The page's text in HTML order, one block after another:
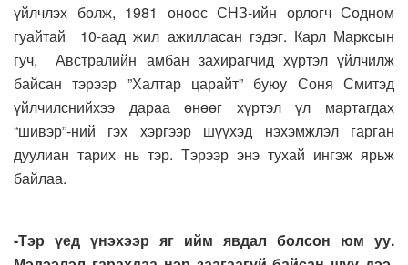
үйлчлэх болж, 1981 оноос СНЗ-ийн орлогч Содном
гуайтай 10-аад жил ажилласан гэдэг. Карл Марксын
гуч, Австралийн амбан захирагчид хүртэл үйлчилж
байсан тэрээр ”Халтар царайт” буюу Соня Смитэд
үйлчилснийхээ дараа өнөөг хүртэл үл мартагдах
“шивэр”-ний гэх хэргээр шүүхэд нэхэмжлэл гарган
дуулиан тарих нь тэр. Тэрээр энэ тухай ингэж ярьж
байлаа.
-Тэр үед үнэхээр яг ийм явдал болсон юм уу.